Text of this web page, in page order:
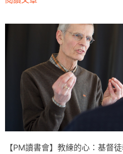
【PM讀書會】教練的心：基督